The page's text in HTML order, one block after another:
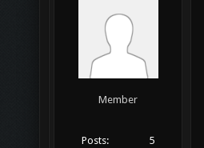
Member
Posts:
5